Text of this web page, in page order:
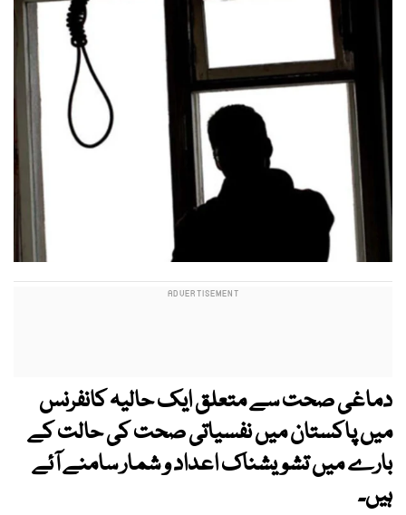
دماغی صحت سے متعلق ایک حالیہ کانفرنس
میں پاکستان میں نفسیاتی صحت کی حالت کے
بارے میں تشویشناک اعداد و شمار سامنے آئے
ہیں۔